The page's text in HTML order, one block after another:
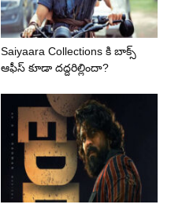
Saiyaara Collections కి బాక్స్
ఆఫీస్ కూడా దద్దరిల్లిందా?